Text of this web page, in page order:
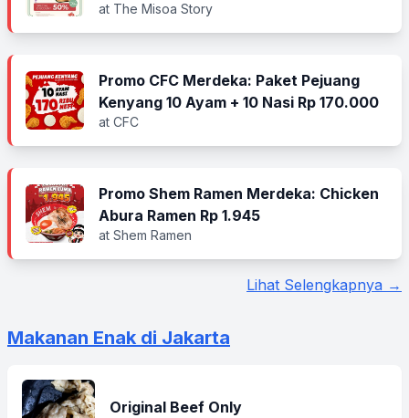
at The Misoa Story
Promo CFC Merdeka: Paket Pejuang
Kenyang 10 Ayam + 10 Nasi Rp 170.000
at CFC
Promo Shem Ramen Merdeka: Chicken
Abura Ramen Rp 1.945
at Shem Ramen
Lihat Selengkapnya →
Makanan Enak di Jakarta
Original Beef Only